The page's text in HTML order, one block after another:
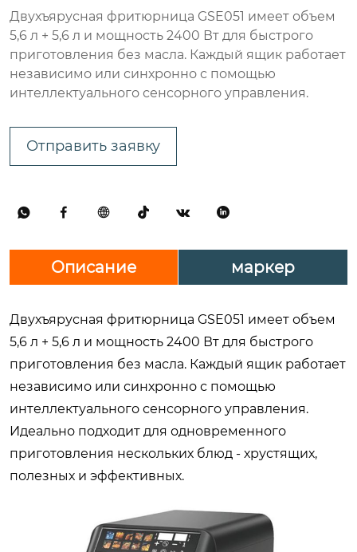
Двухъярусная фритюрница GSE051 имеет объем
5,6 л + 5,6 л и мощность 2400 Вт для быстрого
приготовления без масла. Каждый ящик работает
независимо или синхронно с помощью
интеллектуального сенсорного управления.
Отправить заявку
     
Описание маркер
Двухъярусная фритюрница GSE051 имеет объем
5,6 л + 5,6 л и мощность 2400 Вт для быстрого
приготовления без масла. Каждый ящик работает
независимо или синхронно с помощью
интеллектуального сенсорного управления.
Идеально подходит для одновременного
приготовления нескольких блюд - хрустящих,
полезных и эффективных.